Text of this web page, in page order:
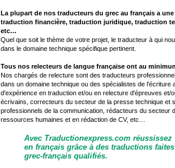
La plupart de nos traducteurs du grec au français a
traduction financière, traduction juridique, traduction
etc…
Quel que soit le thème de votre projet, le traducteur à qui
dans le domaine technique spécifique pertinent.
Tous nos relecteurs de langue française ont au
Nos chargés de relecture sont des traducteurs
dans un domaine technique ou des spécialistes de l’écriture
d'expérience en traduction et/ou en relecture d'épreuves et/
écrivains, correcteurs du secteur de la presse technique et
professionnels de la communication, rédacteurs du secteur
ressources humaines et en rédaction de CV, etc…
Avec Traductionexpress.com
en français grâce à des traductions
grec-français qualifiés.